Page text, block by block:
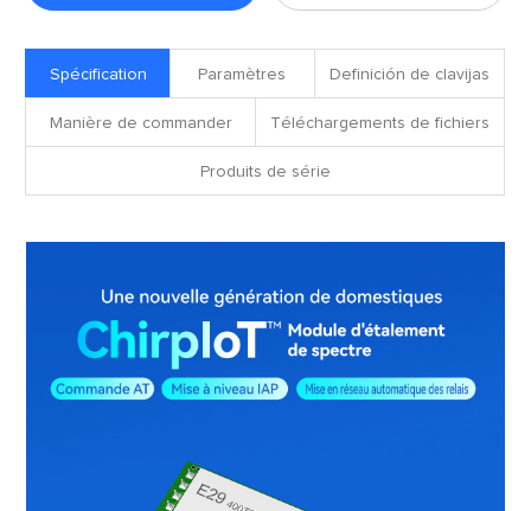
Spécification Paramètres Definición de clavijas
Manière de commander Téléchargements de fichiers
Produits de série